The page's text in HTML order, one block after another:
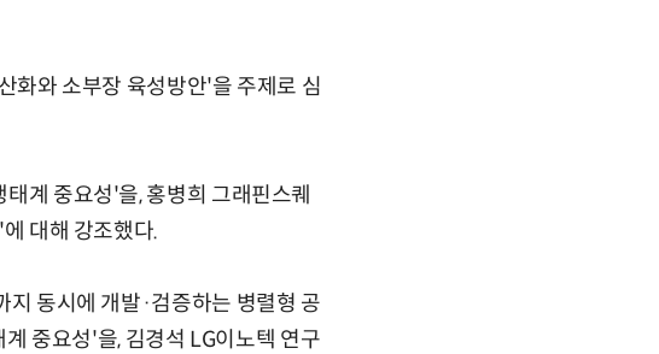
화와 소부장 육성방안'을 주제로 심
계 중요성'을, 홍병희 그래핀스퀘
대해 강조했다.
동시에 개발·검증하는 병렬형 공
중요성'을, 김경석 LG이노텍 연구